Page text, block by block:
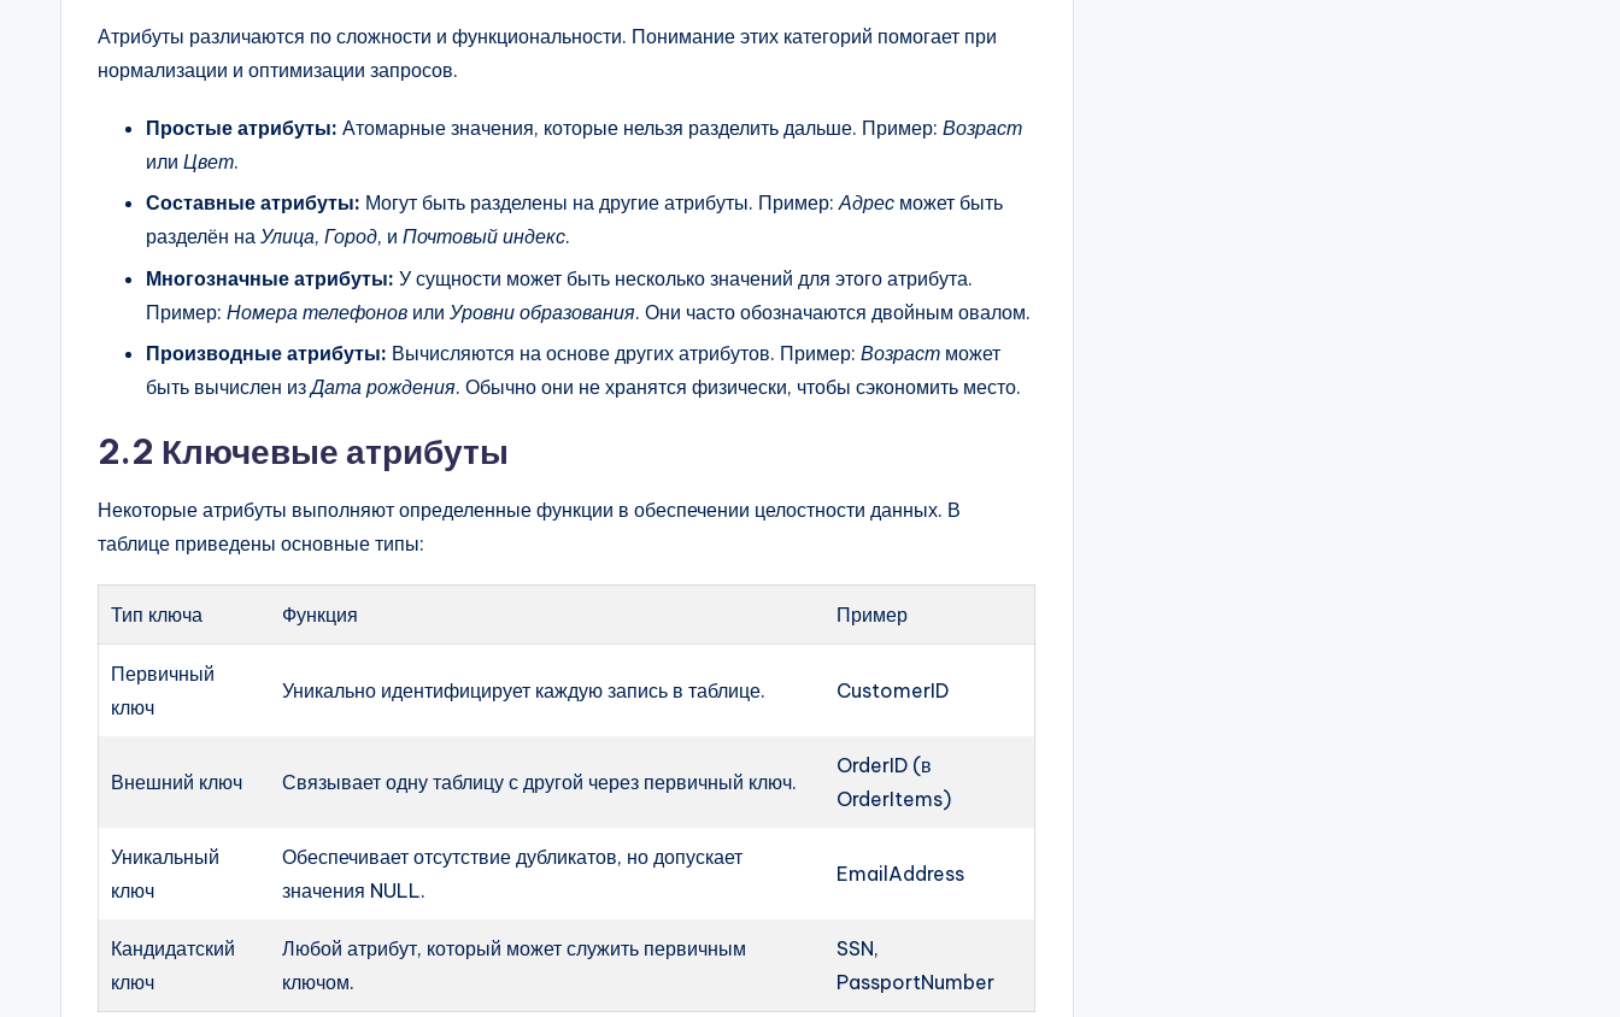
Атрибуты различаются по сложности и функциональности. Понимание этих категорий помогает при
нормализации и оптимизации запросов.
Простые атрибуты: Атомарные значения, которые нельзя разделить дальше. Пример: Возраст
или Цвет.
Составные атрибуты: Могут быть разделены на другие атрибуты. Пример:Адрес может быть
разделён на Улица, Город, и Почтовый индекс.
Многозначные атрибуты: У сущности может быть несколько значений для этого атрибута.
Пример: Номера телефонов или Уровни образования. Они часто обозначаются двойным овалом.
Производные атрибуты: Вычисляются на основе других атрибутов. Пример: Возраст может
быть вычислен изДата рождения. Обычно они не хранятся физически, чтобы сэкономить место.
2.2 Ключевые атрибуты
Некоторые атрибуты выполняют определенные функции в обеспечении целостности данных. В
таблице приведены основные типы:
Тип ключа Функция Пример
Первичный
ключ
Уникально идентифицирует каждую запись в таблице. CustomerID
Внешний ключ Связывает одну таблицу с другой через первичный ключ.
OrderID (в
OrderItems)
Уникальный
ключ
Обеспечивает отсутствие дубликатов, но допускает
значения NULL.
EmailAddress
Кандидатский
ключ
Любой атрибут, который может служить первичным
ключом.
SSN,
PassportNumber